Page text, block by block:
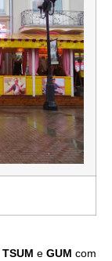
TSUM e GUM com